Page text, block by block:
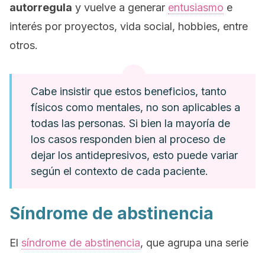
autorregula y vuelve a generar entusiasmo e
interés por proyectos, vida social, hobbies, entre
otros.
Cabe insistir que estos beneficios, tanto
físicos como mentales, no son aplicables a
todas las personas. Si bien la mayoría de
los casos responden bien al proceso de
dejar los antidepresivos, esto puede variar
según el contexto de cada paciente.
Síndrome de abstinencia
El síndrome de abstinencia, que agrupa una serie